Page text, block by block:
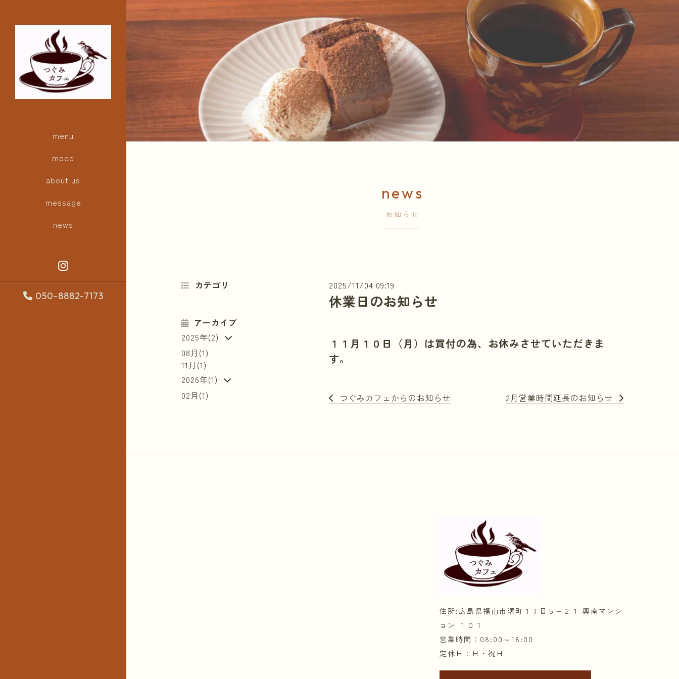
menu
mood
about us
message
news
050-8882-7173
news
お知らせ
2025/11/04 09:19
休業日のお知らせ
１１月１０日（月）は買付の為、お休みさせていただきま
す。
つぐみカフェからのお知らせ 2月営業時間延長のお知らせ
カテゴリ
アーカイブ
2025年(2)
08月(1)
11月(1)
2026年(1)
02月(1)
住所:広島県福山市曙町１丁目５−２１ 興南マンシ
ョン １０１
営業時間：08:00～18:00
定休日：日・祝日